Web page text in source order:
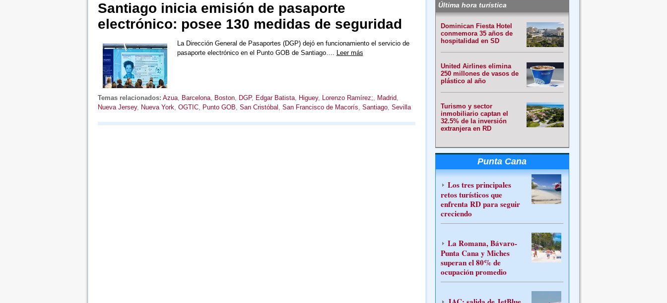
Santiago inicia emisión de pasaporte
electrónico: posee 130 medidas de seguridad
La Dirección General de Pasaportes (DGP) dejó en funcionamiento el servicio de
pasaporte electrónico en el Punto GOB de Santiago…. Leer más
Temas relacionados: Azua, Barcelona, Boston, DGP, Edgar Batista, Higuey, Lorenzo Ramírez;, Madrid,
Nueva Jersey, Nueva York, OGTIC, Punto GOB, San Cristóbal , San Francisco de Macorís, Santiago, Sevilla
Última hora turística
Dominican Fiesta Hotel
conmemora 35 años de
hospitalidad en SD
United Airlines elimina
250 millones de vasos de
plástico al año
Turismo y sector
inmobiliario captan el
32.5% de la inversión
extranjera en RD
Punta Cana
Los tres principales
retos turísticos que
enfrenta RD para seguir
creciendo
La Romana, Bávaro-
Punta Cana y Miches
superan el 80% de
ocupación promedio